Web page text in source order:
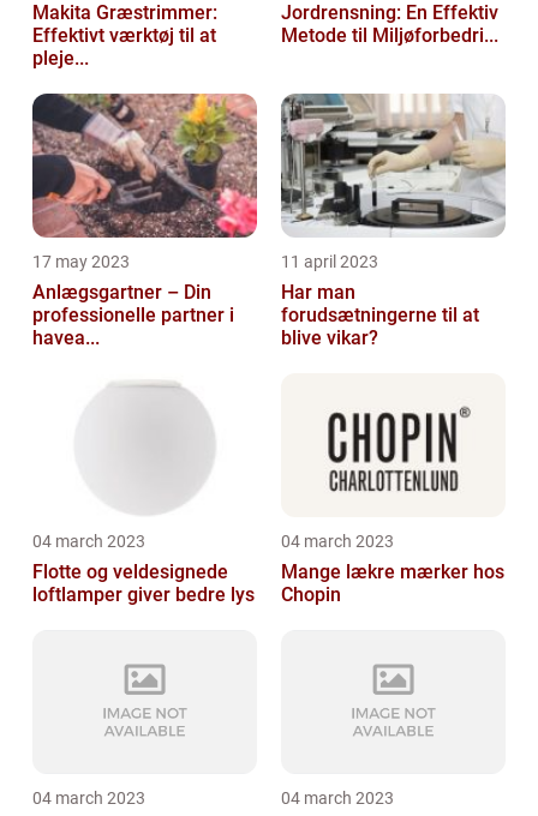
Makita Græstrimmer:
Effektivt værktøj til at
pleje...
Jordrensning: En Effektiv
Metode til Miljøforbedri...
17 may 2023
Anlægsgartner – Din
professionelle partner i
havea...
11 april 2023
Har man
forudsætningerne til at
blive vikar?
04 march 2023
Flotte og veldesignede
loftlamper giver bedre lys
04 march 2023
Mange lækre mærker hos
Chopin
04 march 2023 04 march 2023